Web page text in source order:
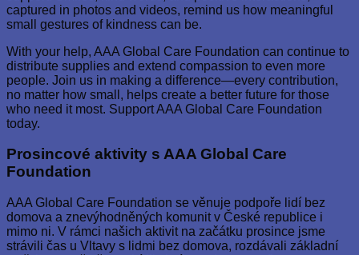
captured in photos and videos, remind us how meaningful
small gestures of kindness can be.
With your help, AAA Global Care Foundation can continue to
distribute supplies and extend compassion to even more
people. Join us in making a difference—every contribution,
no matter how small, helps create a better future for those
who need it most. Support AAA Global Care Foundation
today.
Prosincové aktivity s AAA Global Care
Foundation
AAA Global Care Foundation se věnuje podpoře lidí bez
domova a znevýhodněných komunit v České republice i
mimo ni. V rámci našich aktivit na začátku prosince jsme
strávili čas u Vltavy s lidmi bez domova, rozdávali základní